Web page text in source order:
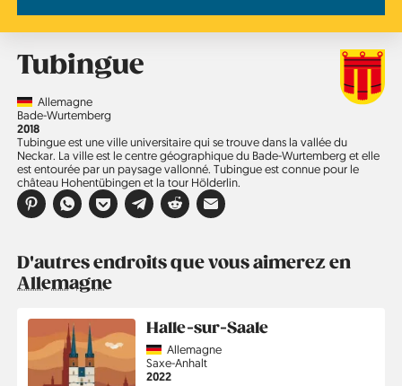
Tubingue
CountryAllemagne
Région
Bade-Wurtemberg
Année
2018
Tubingue est une ville universitaire qui se trouve dans la vallée du
Neckar. La ville est le centre géographique du Bade-Wurtemberg et elle
est entourée par un paysage vallonné. Tubingue est connue pour le
château Hohentübingen et la tour Hölderlin.
D'autres endroits que vous aimerez en
Allemagne
Halle-sur-Saale
CountryAllemagne
Région
Saxe-Anhalt
Année
2022